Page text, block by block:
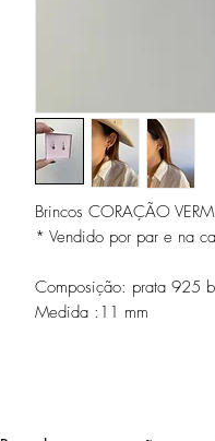
Brincos CORAÇÃO
* Vendido por par e na
Composição: prata 925
Medida :11 mm